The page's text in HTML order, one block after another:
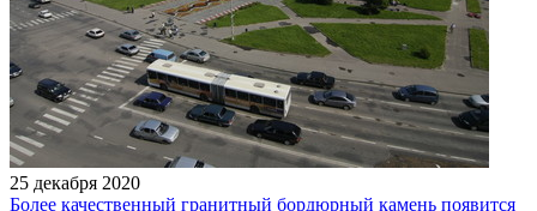
25 декабря 2020
Более качественный гранитный бордюрный камень появится